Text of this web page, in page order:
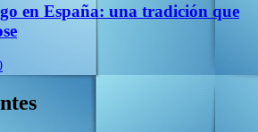
en España: una tradición que